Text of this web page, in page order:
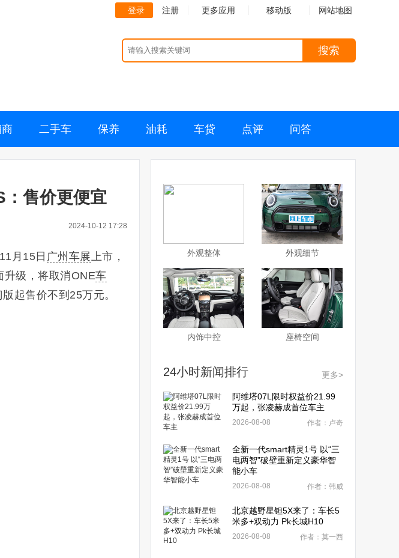
登录 注册 更多应用 移动版 网站地图
搜索
二手车 保养 油耗 车贷 点评 问答
售价更便宜
2024-10-12 17:28
月15日 广州车展上市，
升级，将取消ONE车
起售价不到25万元。
外观整体 外观细节
内饰中控 座椅空间
24小时新闻排行 更多>
阿维塔07L限时权益价21.99
万起，张凌赫成首位车主
2026-08-08 作者：卢奇
全新一代smart精灵1号 以“三
电两智”破壁重新定义豪华智
能小车
2026-08-08 作者：韩威
北京越野星钽5X来了：车长5
米多+双动力 Pk长城H10
2026-08-08 作者：莫一西